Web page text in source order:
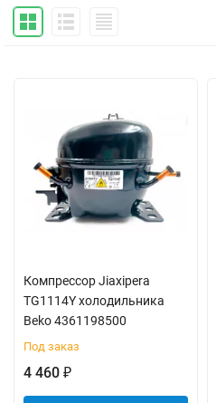
Компрессор Jiaxipera
TG1114Y холодильника
Beko 4361198500
Под заказ
4 460 ₽